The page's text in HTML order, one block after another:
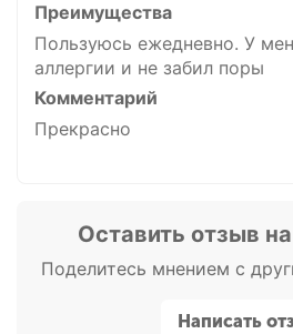
Преимущества
Пользуюсь ежедневно. У
аллергии и не забил поры
Комментарий
Прекрасно
Оставить отзыв
Поделитесь мнением с
Написать